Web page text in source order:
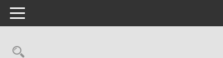
Toggle navigation
Rechercheauswahl